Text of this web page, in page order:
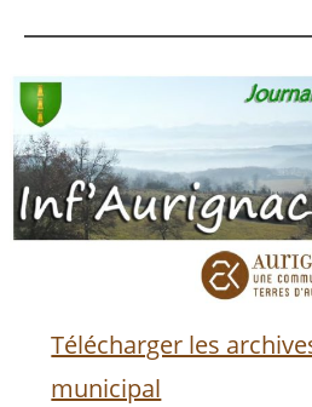
Télécharger les
municipal